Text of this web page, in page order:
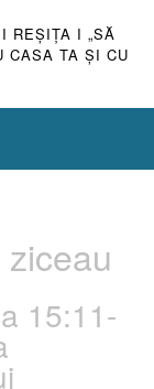
I REŞIŢA I „SĂ
CASA TA ŞI CU
15:11-